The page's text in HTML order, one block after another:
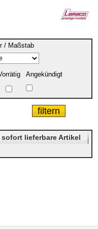
/ Maßstab
Angekündigt
sofort lieferbare Artikel